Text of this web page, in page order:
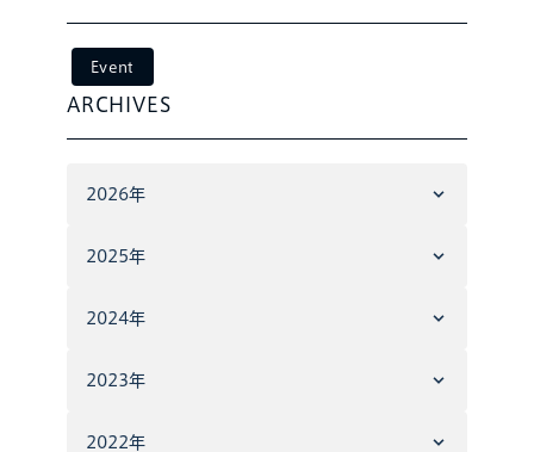
Event
ARCHIVES
2026年
2025年
2024年
2023年
2022年